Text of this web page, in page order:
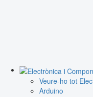
Veure-ho tot
Arduino